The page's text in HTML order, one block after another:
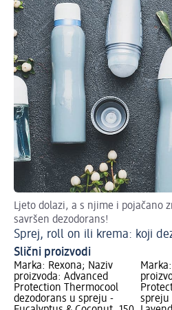
Ljeto dolazi, a s njime i pojačano
savršen dezodorans!
Sprej, roll on ili krema: koji
Slični proizvodi
Marka: Rexona; Naziv
proizvoda: Advanced
Protection Thermocool
dezodorans u spreju -
spreju